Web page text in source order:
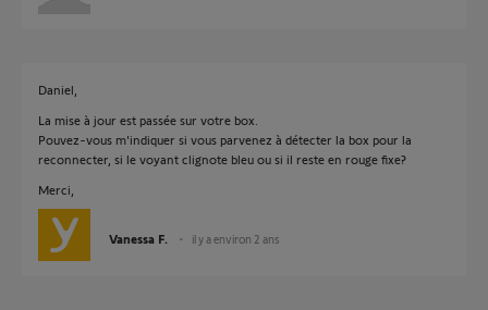
Daniel,
La mise à jour est passée sur votre box.
Pouvez-vous m'indiquer si vous parvenez à détecter la box pour la
reconnecter, si le voyant clignote bleu ou si il reste en rouge fixe?
Merci,
Vanessa F. il y a environ 2 ans